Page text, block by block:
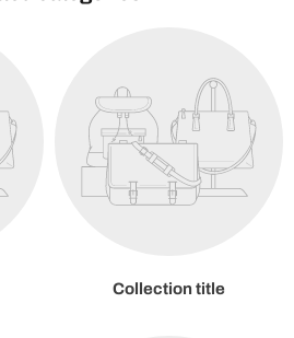
Collection title